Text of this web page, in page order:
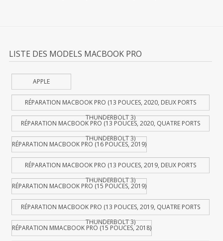
LISTE DES MODELS MACBOOK PRO
APPLE
RÉPARATION MACBOOK PRO (13 POUCES, 2020, DEUX PORTS
THUNDERBOLT 3)
RÉPARATION MACBOOK PRO (13 POUCES, 2020, QUATRE PORTS
THUNDERBOLT 3)
RÉPARATION MACBOOK PRO (16 POUCES, 2019)
RÉPARATION MACBOOK PRO (13 POUCES, 2019, DEUX PORTS
THUNDERBOLT 3)
RÉPARATION MACBOOK PRO (15 POUCES, 2019)
RÉPARATION MACBOOK PRO (13 POUCES, 2019, QUATRE PORTS
THUNDERBOLT 3)
RÉPARATION MMACBOOK PRO (15 POUCES, 2018)